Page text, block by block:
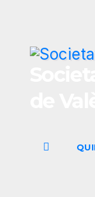
contenido